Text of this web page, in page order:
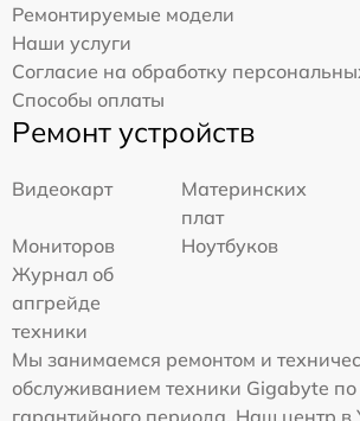
Ремонтируемые модели
Наши услуги
Согласие на обработку
Способы оплаты
Ремонт устройств
Видеокарт
Материнских
плат
Мониторов
Ноутбуков
Журнал об
апгрейде
техники
Мы занимаемся ремонтом и
обслуживанием техники Gigabyte по
гарантийного периода. Наш центр в